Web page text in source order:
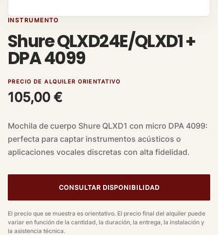
INSTRUMENTO
Shure QLXD24E/QLXD1 +
DPA 4099
PRECIO DE ALQUILER ORIENTATIVO
105,00 €
Mochila de cuerpo Shure QLXD1 con micro DPA 4099:
perfecta para captar instrumentos acústicos o
aplicaciones vocales discretas con alta fidelidad.
CONSULTAR DISPONIBILIDAD
El precio que se muestra es orientativo. El precio final del alquiler puede
variar en función de la cantidad, la duración, la entrega, la instalación y
la asistencia técnica.